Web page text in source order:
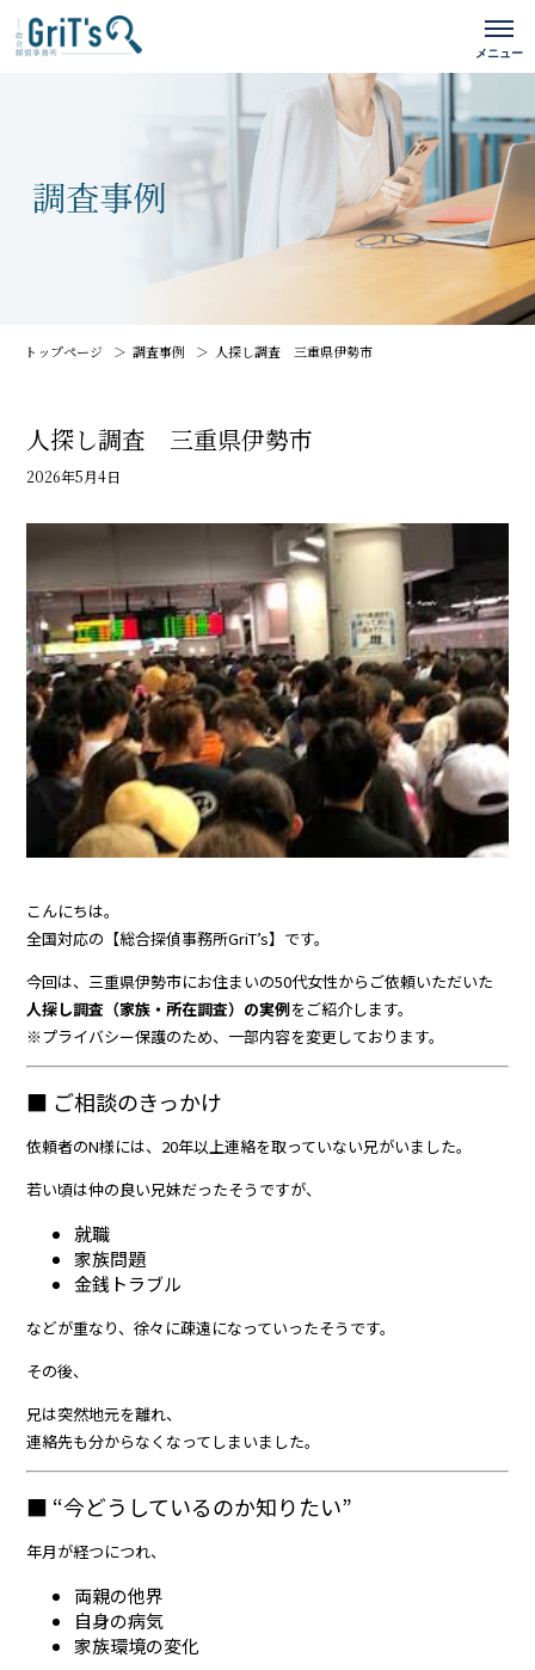
トップページ 調査事例 人探し調査 三重県伊勢市
人探し調査 三重県伊勢市
2026年5月4日
こんにちは。
全国対応の【総合探偵事務所GriT’s】です。
今回は、三重県伊勢市にお住まいの50代女性からご依頼いただいた
人探し調査（家族・所在調査）の実例をご紹介します。
※プライバシー保護のため、一部内容を変更しております。
■ ご相談のきっかけ
依頼者のN様には、20年以上連絡を取っていない兄がいました。
若い頃は仲の良い兄妹だったそうですが、
就職
家族問題
金銭トラブル
などが重なり、徐々に疎遠になっていったそうです。
その後、
兄は突然地元を離れ、
連絡先も分からなくなってしまいました。
■ “今どうしているのか知りたい”
年月が経つにつれ、
両親の他界
自身の病気
家族環境の変化